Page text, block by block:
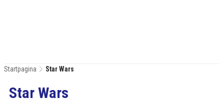
Startpagina Star Wars
Star Wars